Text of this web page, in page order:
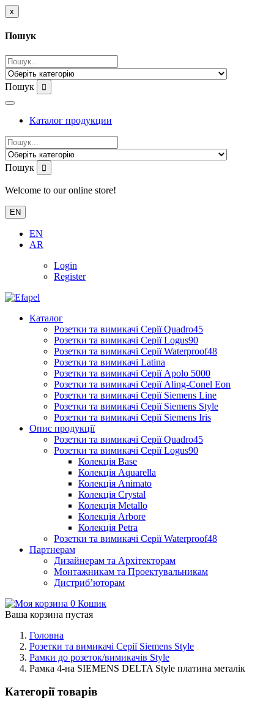
x
Пошук
Пошук
Каталог продукции
Пошук
Welcome to our online store!
EN
EN
AR
Login
Register
Каталог
Розетки та вимикачі Серії Quadro45
Розетки та вимикачі Серії Logus90
Розетки та вимикачі Серії Waterproof48
Розетки та вимикачі Latina
Розетки та вимикачі Серії Apolo 5000
Розетки та вимикачі Серії Aling-Conel Eon
Розетки та вимикачі Серії Siemens Line
Розетки та вимикачі Серії Siemens Style
Розетки та вимикачі Серії Siemens Iris
Опис продукції
Розетки та вимикачі Серії Quadro45
Розетки та вимикачі Серії Logus90
Колекція Base
Колекція Aquarella
Колекція Animato
Колекція Crystal
Колекція Metallo
Колекція Arbore
Колекція Petra
Розетки та вимикачі Серії Waterproof48
Партнерам
Дизайнерам та Архітекторам
Монтажникам та Проектувальникам
Дистриб’юторам
0 Кошик
Ваша корзина пустая
Головна
Розетки та вимикачі Серії Siemens Style
Рамки до розеток/вимикачів Style
Рамка 4-на SIEMENS DELTA Style платина металік
Категорії товарів